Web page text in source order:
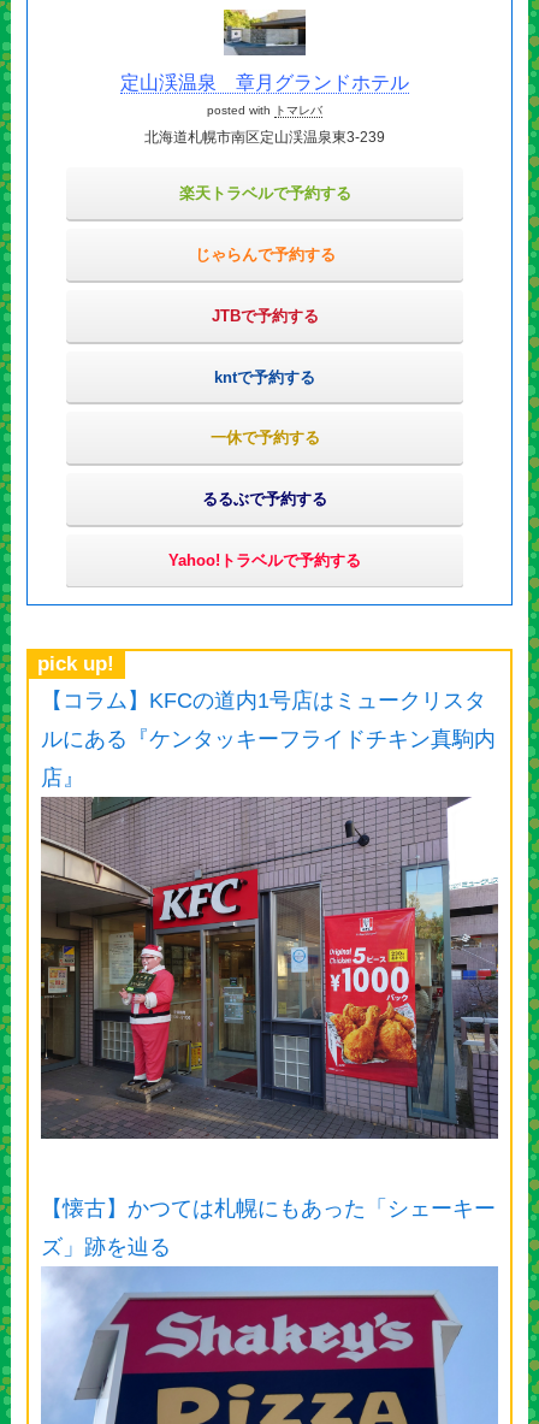
定山渓温泉 章月グランドホテル
posted with トマレバ
北海道札幌市南区定山渓温泉東3-239
楽天トラベルで予約する
じゃらんで予約する
JTBで予約する
kntで予約する
一休で予約する
るるぶで予約する
Yahoo!トラベルで予約する
pick up!
【コラム】KFCの道内1号店はミュークリスタ
ルにある『ケンタッキーフライドチキン真駒内
店』
【懐古】かつては札幌にもあった「シェーキー
ズ」跡を辿る